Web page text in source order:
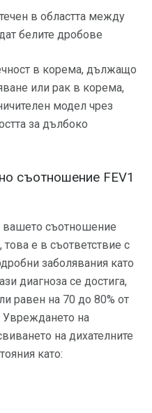
в областта между
белите дробове
в корема, дължащо
или рак в корема,
модел чрез
за дълбоко
съотношение FEV1
вашето съотношение
е в съответствие с
заболявания като
диагноза се достига,
равен на 70 до 80% от
Увреждането на
на дихателните
като: